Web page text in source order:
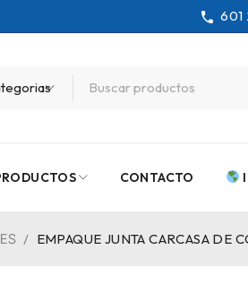
601
CONTACTO
/ EMPAQUE JUNTA CARCASA DE